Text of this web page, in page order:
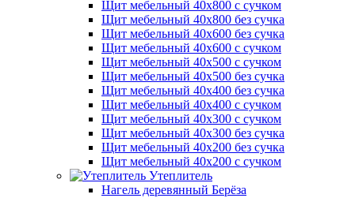
Щит мебельный 40х800 с сучком
Щит мебельный 40х800 без сучка
Щит мебельный 40х600 без сучка
Щит мебельный 40х600 с сучком
Щит мебельный 40х500 с сучком
Щит мебельный 40х500 без сучка
Щит мебельный 40х400 без сучка
Щит мебельный 40х400 с сучком
Щит мебельный 40х300 с сучком
Щит мебельный 40х300 без сучка
Щит мебельный 40х200 без сучка
Щит мебельный 40х200 с сучком
Утеплитель
Нагель деревянный Берёза